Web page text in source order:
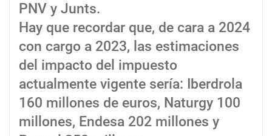
PNV y Junts.
Hay que recordar que, de cara a 2024
con cargo a 2023, las estimaciones
del impacto del impuesto
actualmente vigente sería: Iberdrola
160 millones de euros, Naturgy 100
millones, Endesa 202 millones y